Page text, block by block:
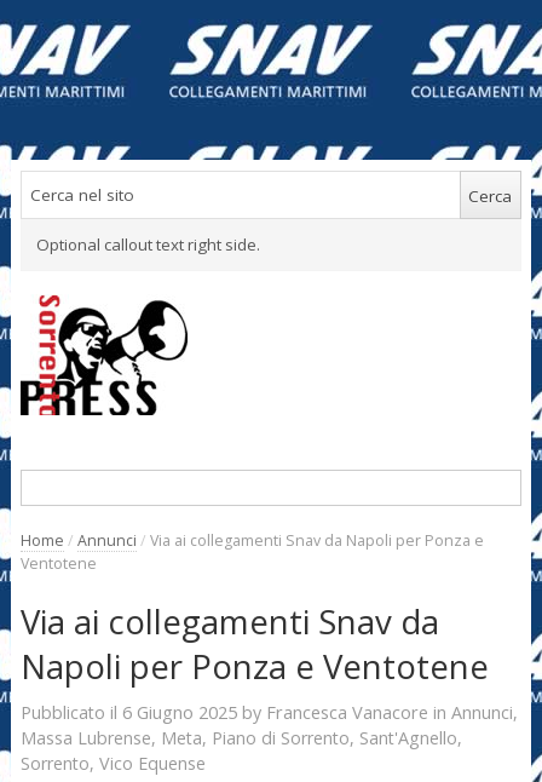
Optional callout text right side.
Home / Annunci / Via ai collegamenti Snav da Napoli per Ponza e
Ventotene
Via ai collegamenti Snav da
Napoli per Ponza e Ventotene
Pubblicato il 6 Giugno 2025by Francesca Vanacore in Annunci,
Massa Lubrense, Meta, Piano di Sorrento, Sant'Agnello,
Sorrento, Vico Equense